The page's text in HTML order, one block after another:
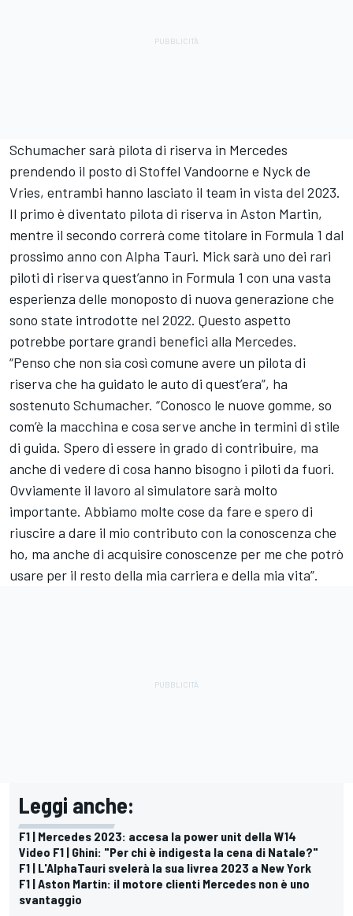
Schumacher sarà pilota di riserva in Mercedes
prendendo il posto di Stoffel Vandoorne e Nyck de
Vries, entrambi hanno lasciato il team in vista del 2023.
Il primo è diventato pilota di riserva in Aston Martin,
mentre il secondo correrà come titolare in Formula 1 dal
prossimo anno con Alpha Tauri. Mick sarà uno dei rari
piloti di riserva quest’anno in Formula 1 con una vasta
esperienza delle monoposto di nuova generazione che
sono state introdotte nel 2022. Questo aspetto
potrebbe portare grandi benefici alla Mercedes.
“Penso che non sia così comune avere un pilota di
riserva che ha guidato le auto di quest’era”, ha
sostenuto Schumacher. “Conosco le nuove gomme, so
com’è la macchina e cosa serve anche in termini di stile
di guida. Spero di essere in grado di contribuire, ma
anche di vedere di cosa hanno bisogno i piloti da fuori.
Ovviamente il lavoro al simulatore sarà molto
importante. Abbiamo molte cose da fare e spero di
riuscire a dare il mio contributo con la conoscenza che
ho, ma anche di acquisire conoscenze per me che potrò
usare per il resto della mia carriera e della mia vita”.
Leggi anche:
F1 | Mercedes 2023: accesa la power unit della W14
Video F1 | Ghini: "Per chi è indigesta la cena di Natale?"
F1 | L'AlphaTauri svelerà la sua livrea 2023 a New York
F1 | Aston Martin: il motore clienti Mercedes non è uno
svantaggio